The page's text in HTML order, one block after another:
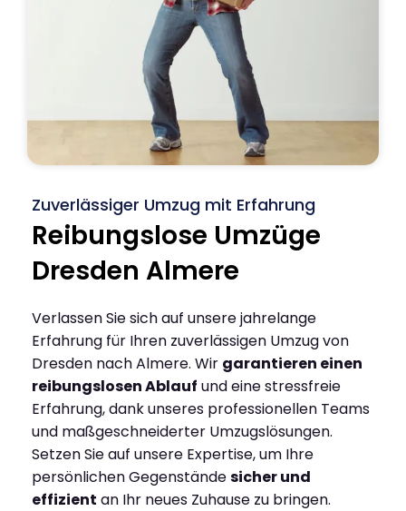
Zuverlässiger Umzug mit Erfahrung
Reibungslose Umzüge
Dresden Almere
Verlassen Sie sich auf unsere jahrelange
Erfahrung für Ihren zuverlässigen Umzug von
Dresden nach Almere. Wir garantieren einen
reibungslosen Ablauf und eine stressfreie
Erfahrung, dank unseres professionellen Teams
und maßgeschneiderter Umzugslösungen.
Setzen Sie auf unsere Expertise, um Ihre
persönlichen Gegenständesicher und
effizient an Ihr neues Zuhause zu bringen.